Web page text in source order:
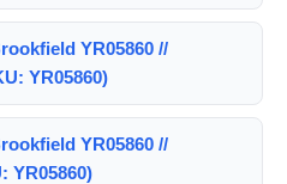
YR05860 //
YR05860)
YR05860 //
YR05860)